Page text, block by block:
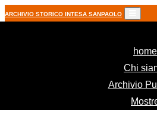
ARCHIVIO STORICO INTESA SANPAOLO
home
Chi
Archivio